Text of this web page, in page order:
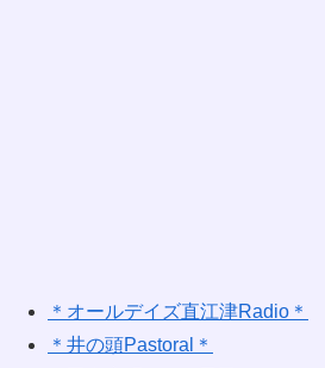
＊オールデイズ直江津Radio＊
＊井の頭Pastoral＊